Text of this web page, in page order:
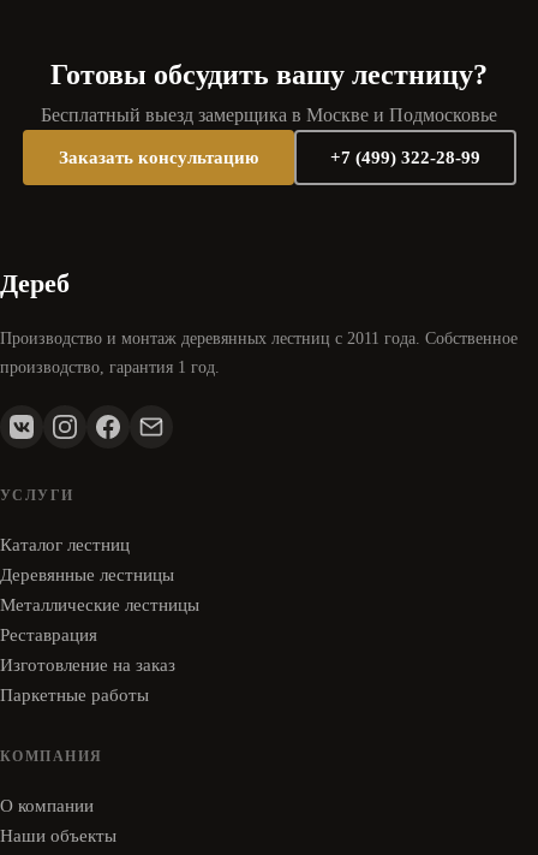
Готовы обсудить вашу лестницу?
Бесплатный выезд замерщика в Москве и Подмосковье
Заказать консультацию +7 (499) 322-28-99
Дереб
Производство и монтаж деревянных лестниц с 2011 года. Собственное
производство, гарантия 1 год.
УСЛУГИ
Каталог лестниц
Деревянные лестницы
Металлические лестницы
Реставрация
Изготовление на заказ
Паркетные работы
КОМПАНИЯ
О компании
Наши объекты